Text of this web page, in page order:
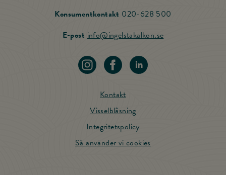
Konsumentkontakt 020-628 500
E-postinfo@ingelstakalkon.seSkicka mail till
Kontakt
Visselblåsning
Integritetspolicy
Så använder vi cookies